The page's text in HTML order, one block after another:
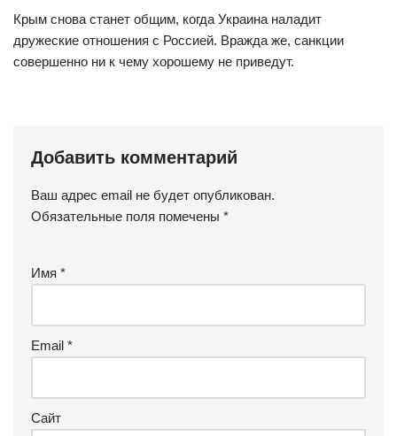
Крым снова станет общим, когда Украина наладит
дружеские отношения с Россией. Вражда же, санкции
совершенно ни к чему хорошему не приведут.
Добавить комментарий
Ваш адрес email не будет опубликован.
Обязательные поля помечены *
Имя *
Email *
Сайт